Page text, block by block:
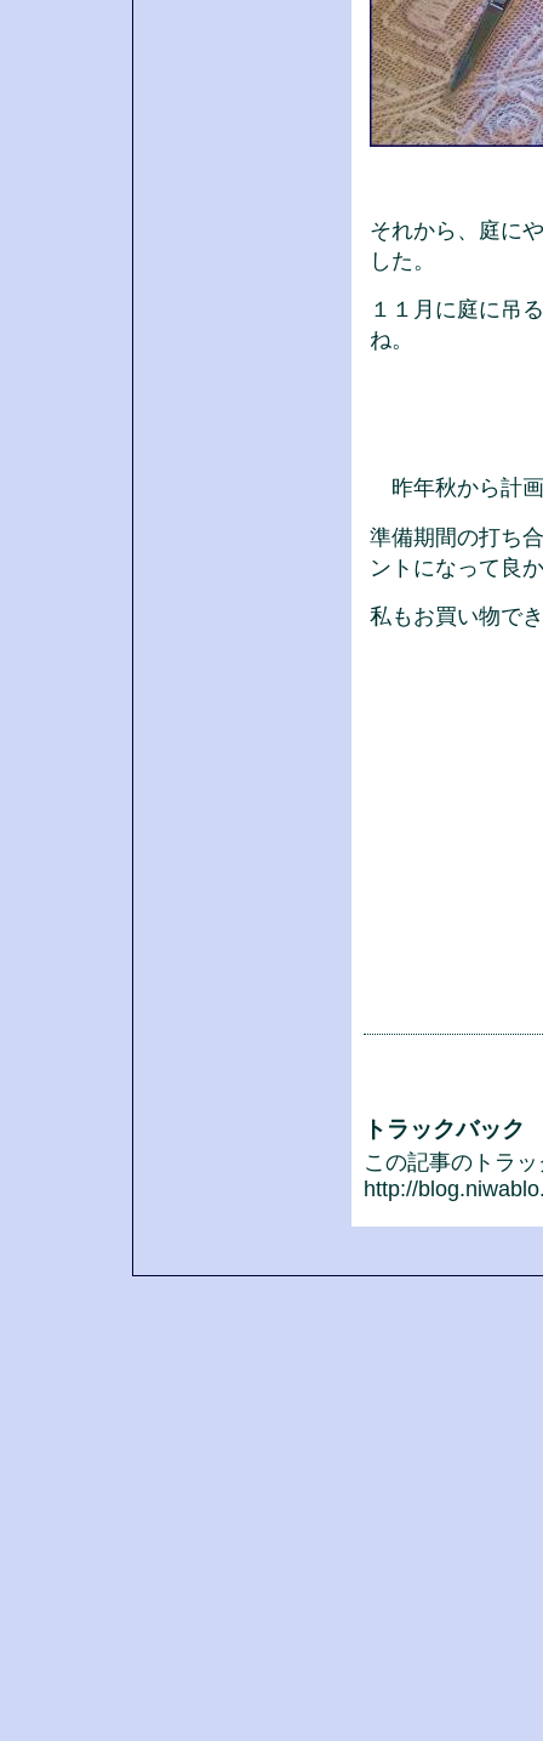
それから、庭に
した。
１１月に庭に吊
ね。
昨年秋から計
準備期間の打ち
ントになって良
私もお買い物で
トラックバック
この記事のトラ
http://